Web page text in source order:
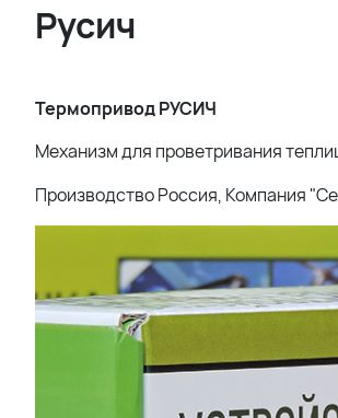
Русич
Термопривод РУСИЧ
Механизм для проветривания
Производство Россия, Компания